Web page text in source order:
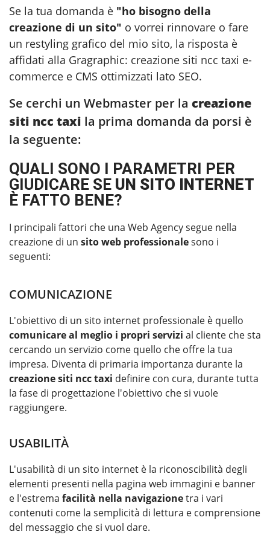
Se la tua domanda è "ho bisogno della
creazione di un sito" o vorrei rinnovare o fare
un restyling grafico del mio sito, la risposta è
affidati alla Gragraphic: creazione siti ncc taxi e-
commerce e CMS ottimizzati lato SEO.
Se cerchi un Webmaster per la creazione
siti ncc taxi la prima domanda da porsi è
la seguente:
QUALI SONO I PARAMETRI PER
GIUDICARE SE UN SITO INTERNET
È FATTO BENE?
I principali fattori che una Web Agency segue nella
creazione di un sito web professionalesono i
seguenti:
COMUNICAZIONE
L'obiettivo di un sito internet professionale è quello
comunicare al meglio i propri servizi al cliente che sta
cercando un servizio come quello che offre la tua
impresa. Diventa di primaria importanza durante la
creazione siti ncc taxi definire con cura, durante tutta
la fase di progettazione l'obiettivo che si vuole
raggiungere.
USABILITÀ
L'usabilità di un sito internet è la riconoscibilità degli
elementi presenti nella pagina web immagini e banner
e l'estrema facilità nella navigazionetra i vari
contenuti come la semplicità di lettura e comprensione
del messaggio che si vuol dare.